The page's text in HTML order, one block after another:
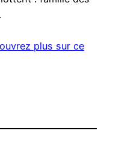
plus sur ce